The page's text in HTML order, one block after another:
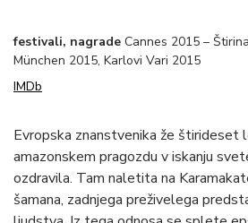
festivali, nagrade Cannes 2015 –
München 2015, Karlovi Vari 2015
IMDb
Evropska znanstvenika že
amazonskem pragozdu v iskanju
ozdravila. Tam naletita na
šamana, zadnjega preživelega